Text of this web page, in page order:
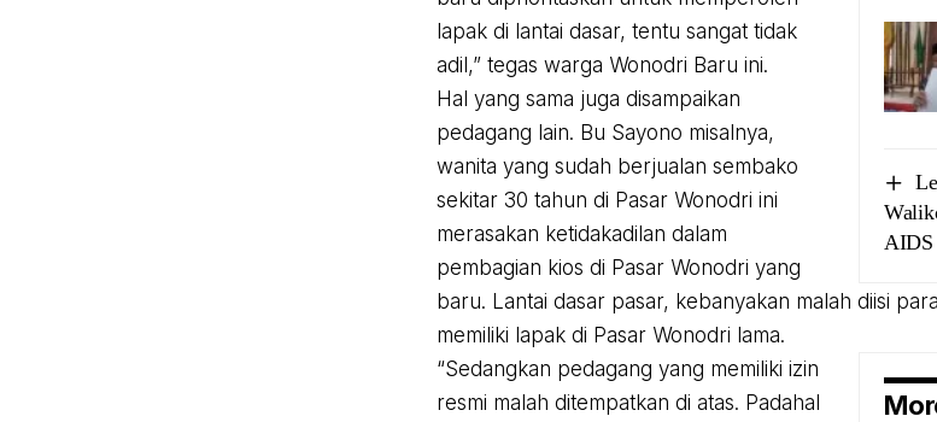
AIDS
lapak di lantai dasar, tentu sangat tidak
adil,” tegas warga Wonodri Baru ini.
Hal yang sama juga disampaikan
pedagang lain. Bu Sayono misalnya,
wanita yang sudah berjualan sembako
sekitar 30 tahun di Pasar Wonodri ini
merasakan ketidakadilan dalam
pembagian kios di Pasar Wonodri yang
baru. Lantai dasar pasar, kebanyakan malah diisi
memiliki lapak di Pasar Wonodri lama.
“Sedangkan pedagang yang memiliki izin
resmi malah ditempatkan di atas. Padahal